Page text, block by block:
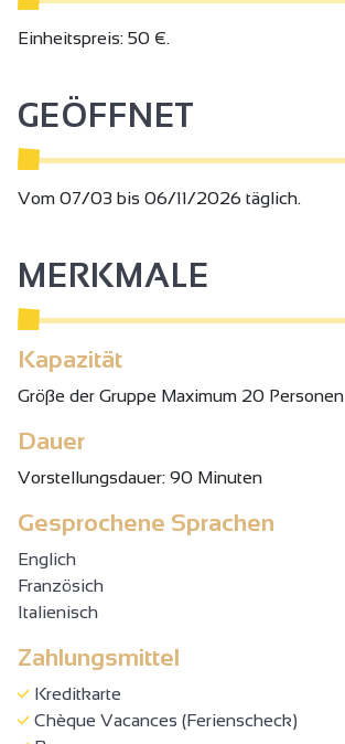
Einheitspreis: 50 €.
GEÖFFNET
Vom 07/03 bis 06/11/2026 täglich.
MERKMALE
Kapazität
Gröβe der Gruppe Maximum 20 Personen
Dauer
Vorstellungsdauer: 90 Minuten
Gesprochene Sprachen
Englich
Französich
Italienisch
Zahlungsmittel
Kreditkarte
Chèque Vacances (Ferienscheck)